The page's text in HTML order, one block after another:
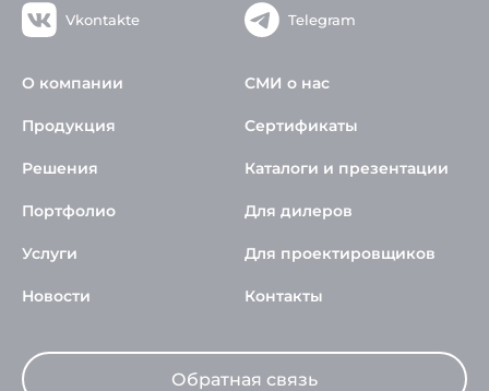
Vkontakte Telegram
О компании
Продукция
Решения
Портфолио
Услуги
Новости
СМИ о нас
Сертификаты
Каталоги и презентации
Для дилеров
Для проектировщиков
Контакты
Обратная связь